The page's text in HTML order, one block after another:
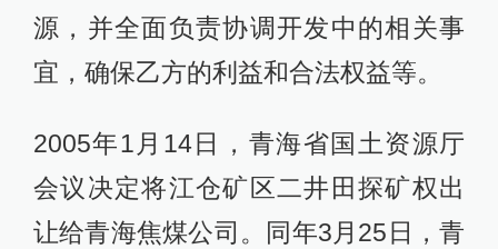
源，并全面负责协调开发中的相关事
宜，确保乙方的利益和合法权益等。
2005年1月14日，青海省国土资源厅
会议决定将江仓矿区二井田探矿权出
让给青海焦煤公司。同年3月25日，青